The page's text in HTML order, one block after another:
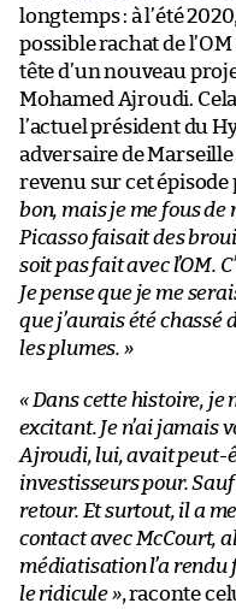
longtemps : à l’été
possible rachat de
tête d’un nouveau
Mohamed Ajroudi.
l’actuel président du
adversaire de Marseille
revenu sur cet épisode
bon, mais je me fous de
Picasso faisait des
soit pas fait avec l’OM.
Je pense que je me
que j’aurais été chassé
les plumes. »
« Dans cette histoire, je
excitant. Je n’ai jamais
Ajroudi, lui, avait peut-
investisseurs pour.
retour. Et surtout, il a
contact avec McCourt,
médiatisation l’a rendu
le ridicule », raconte